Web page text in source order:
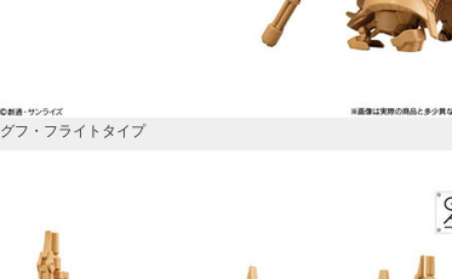
グフ・フライトタイプ